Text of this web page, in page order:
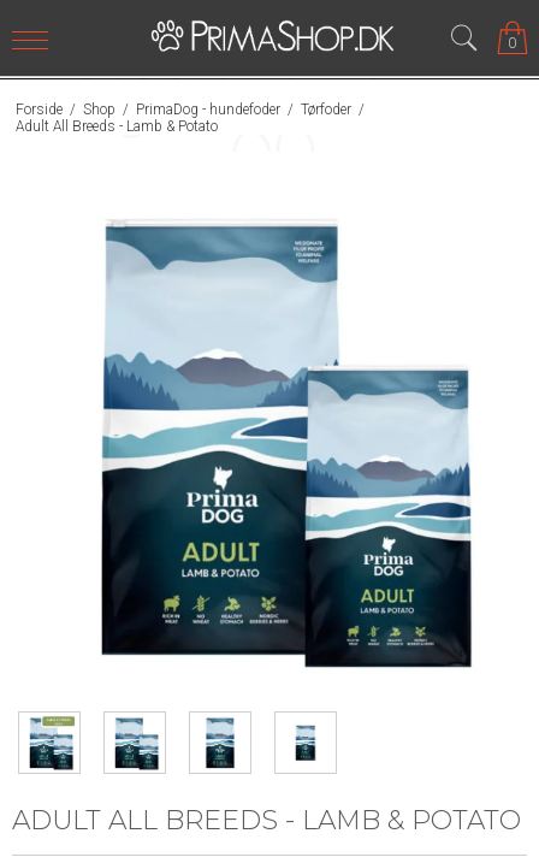
0
Forside / Shop / PrimaDog - hundefoder / Tørfoder /
Adult All Breeds - Lamb & Potato
ADULT ALL BREEDS - LAMB & POTATO